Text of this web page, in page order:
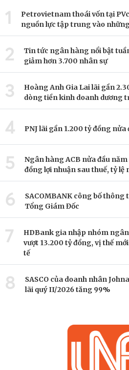
1
Petrovietnam thoái vốn tại
nguồn lực tập trung vào
2
Tin tức ngân hàng nổi bật
giảm hơn 3.700 nhân sự
3
Hoàng Anh Gia Lai lãi gần
dòng tiền kinh doanh dương
4 PNJ lãi gần 1.200 tỷ đồng nửa
5
Ngân hàng ACB nửa đầu
đồng lợi nhuận sau thuế, tỷ lệ
6
SACOMBANK công bố
Tổng Giám Đốc
7
HDBank gia nhập nhóm
vượt 13.200 tỷ đồng, vị thế
tế
8
SASCO của doanh nhân
lãi quý II/2026 tăng 99%